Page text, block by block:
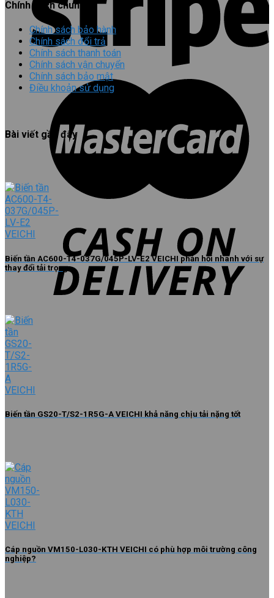
Chính sách chung
Chính sách bảo hành
Chính sách đổi trả
Chính sách thanh toán
Chính sách vận chuyển
Chính sách bảo mật
Điều khoản sử dụng
Bài viết gần đây
Biến tần AC600-T4-037G/045P-LV-E2 VEICHI phản hồi nhanh với sự
thay đổi tải trọng
Biến tần GS20-T/S2-1R5G-A VEICHI khả năng chịu tải nặng tốt
Cáp nguồn VM150-L030-KTH VEICHI có phù hợp môi trường công
nghiệp?